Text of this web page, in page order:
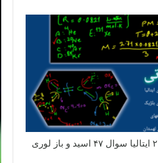
پاسخ سوالات آیمت ۲۰۲۴ ایتالیا سوال ۴۷ اسید و باز لوری